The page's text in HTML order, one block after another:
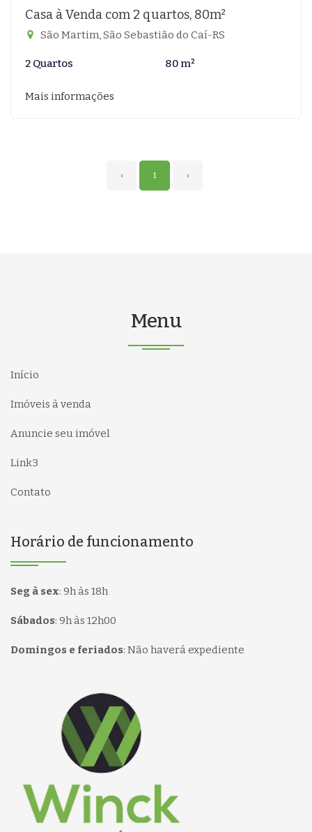
Casa à Venda com 2 quartos, 80m²
São Martim, São Sebastião do Caí-RS
2 Quartos 80 m²
Mais informações
‹ 1 ›
Menu
Início
Imóveis à venda
Anuncie seu imóvel
Link3
Contato
Horário de funcionamento
Seg à sex: 9h às 18h
Sábados: 9h às 12h00
Domingos e feriados: Não haverá expediente
Página inicial